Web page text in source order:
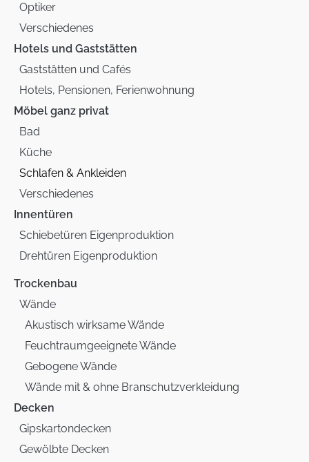
Optiker
Verschiedenes
Hotels und Gaststätten
Gaststätten und Cafés
Hotels, Pensionen, Ferienwohnung
Möbel ganz privat
Bad
Küche
Schlafen & Ankleiden
Verschiedenes
Innentüren
Schiebetüren Eigenproduktion
Drehtüren Eigenproduktion
Trockenbau
Wände
Akustisch wirksame Wände
Feuchtraumgeeignete Wände
Gebogene Wände
Wände mit & ohne Branschutzverkleidung
Decken
Gipskartondecken
Gewölbte Decken